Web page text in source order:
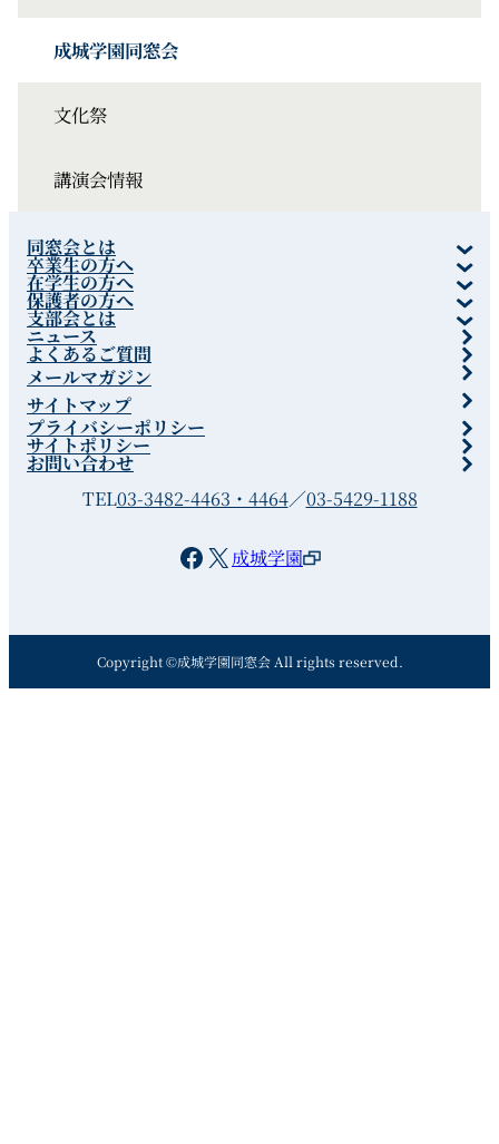
成城学園同窓会
文化祭
講演会情報
TEL03-3482-4463・4464／03-5429-1188
Facebook X 成城学園
同窓会とは
卒業生の方へ
在学生の方へ
保護者の方へ
支部会とは
ニュース
よくあるご質問
メールマガジン
サイトマップ
プライバシーポリシー
サイトポリシー
お問い合わせ
Copyright ©成城学園同窓会 All rights reserved.